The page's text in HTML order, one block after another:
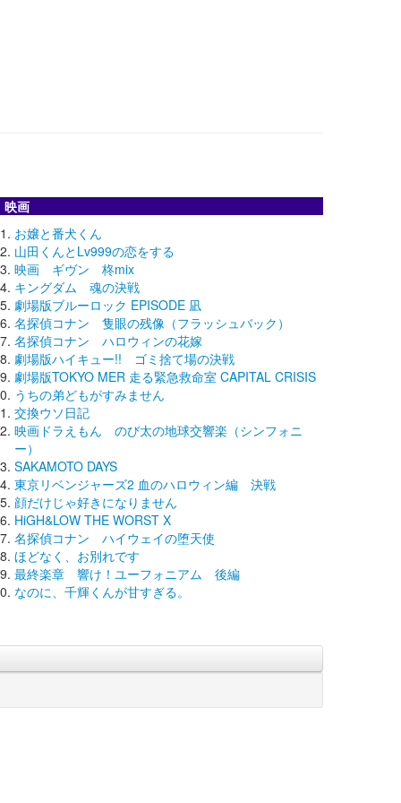
映画
お嬢と番犬くん
山田くんとLv999の恋をする
映画 ギヴン 柊mix
キングダム 魂の決戦
劇場版ブルーロック EPISODE 凪
名探偵コナン 隻眼の残像（フラッシュバック）
名探偵コナン ハロウィンの花嫁
劇場版ハイキュー!! ゴミ捨て場の決戦
劇場版TOKYO MER 走る緊急救命室 CAPITAL CRISIS
うちの弟どもがすみません
交換ウソ日記
映画ドラえもん のび太の地球交響楽（シンフォニ
ー）
SAKAMOTO DAYS
東京リベンジャーズ2 血のハロウィン編 決戦
顔だけじゃ好きになりません
HiGH&LOW THE WORST X
名探偵コナン ハイウェイの堕天使
ほどなく、お別れです
最終楽章 響け！ユーフォニアム 後編
なのに、千輝くんが甘すぎる。